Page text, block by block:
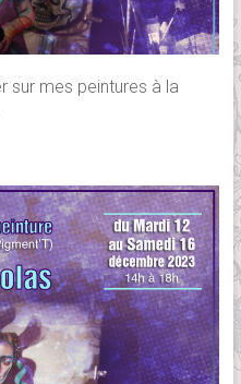
sur mes peintures à la